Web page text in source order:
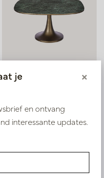
Bijzettafel Force Groen
PV11.11081519
je
×
en ontvang
interessante updates.